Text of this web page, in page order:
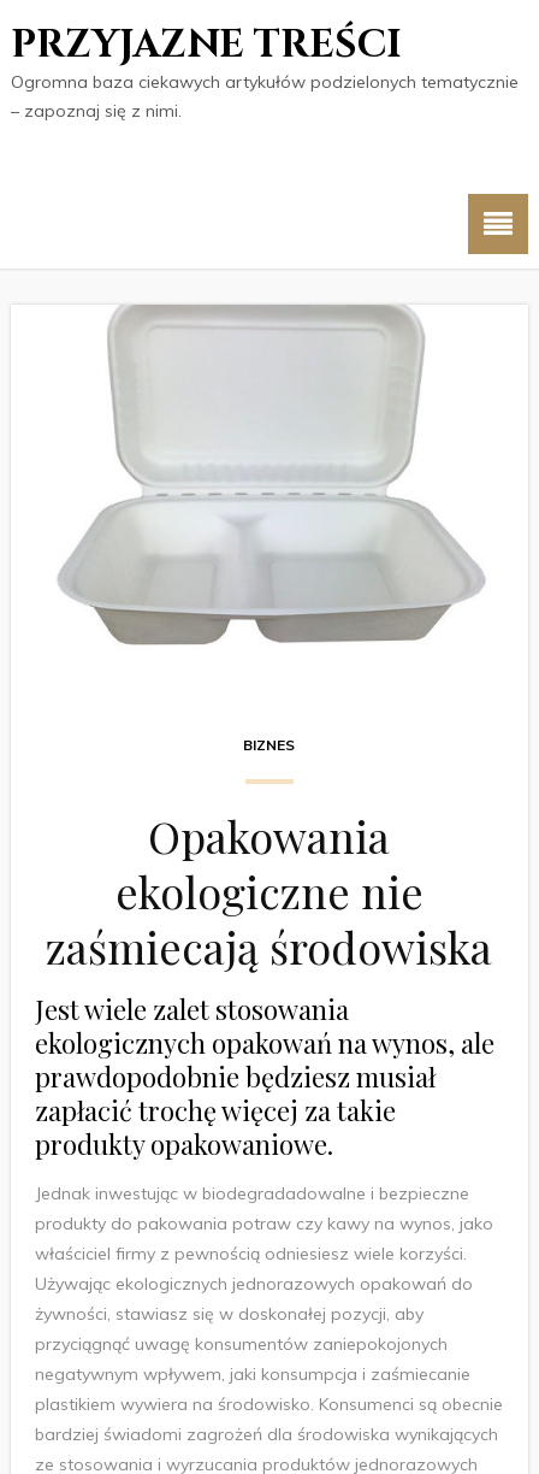
PRZYJAZNE TREŚCI
Ogromna baza ciekawych artykułów podzielonych tematycznie
– zapoznaj się z nimi.
BIZNES
Opakowania
ekologiczne nie
zaśmiecają środowiska
Jest wiele zalet stosowania
ekologicznych opakowań na wynos, ale
prawdopodobnie będziesz musiał
zapłacić trochę więcej za takie
produkty opakowaniowe.
Jednak inwestując w biodegradadowalne i bezpieczne
produkty do pakowania potraw czy kawy na wynos, jako
właściciel firmy z pewnością odniesiesz wiele korzyści.
Używając ekologicznych jednorazowych opakowań do
żywności, stawiasz się w doskonałej pozycji, aby
przyciągnąć uwagę konsumentów zaniepokojonych
negatywnym wpływem, jaki konsumpcja i zaśmiecanie
plastikiem wywiera na środowisko. Konsumenci są obecnie
bardziej świadomi zagrożeń dla środowiska wynikających
ze stosowania i wyrzucania produktów jednorazowych